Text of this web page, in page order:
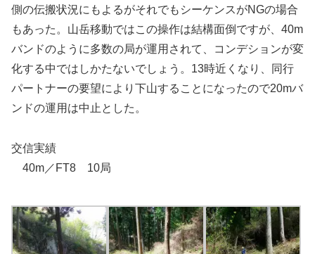
側の伝搬状況にもよるがそれでもシーケンスがNGの場合
もあった。山岳移動ではこの操作は結構面倒ですが、40m
バンドのように多数の局が運用されて、コンデションが変
化する中ではしかたないでしょう。13時近くなり、同行
パートナーの要望により下山することになったので20mバ
ンドの運用は中止とした。
交信実績
40m／FT8 10局